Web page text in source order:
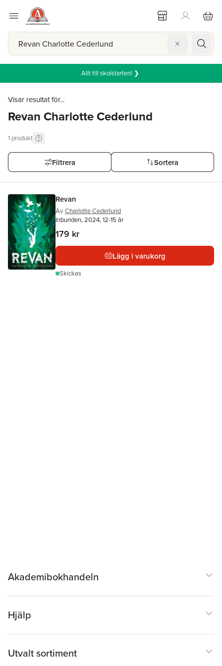
Allt till skolstarten! ❯
Visar resultat för...
Revan Charlotte Cederlund
1 produkt
Filtrera Sortera
Revan
Av Charlotte Cederlund
Inbunden, 2024, 12-15 år
179 kr
Lägg i varukorg
Skickas
Akademibokhandeln
Hjälp
Utvalt sortiment